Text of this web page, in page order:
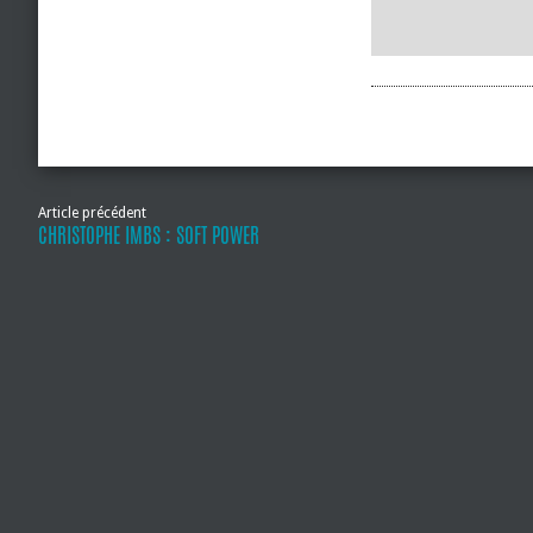
Article précédent
CHRISTOPHE IMBS : SOFT POWER